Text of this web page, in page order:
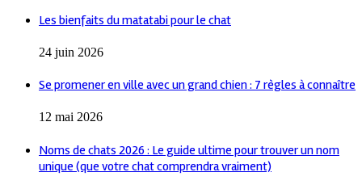
Les bienfaits du matatabi pour le chat
24 juin 2026
Se promener en ville avec un grand chien : 7 règles à connaître
12 mai 2026
Noms de chats 2026 : Le guide ultime pour trouver un nom
unique (que votre chat comprendra vraiment)